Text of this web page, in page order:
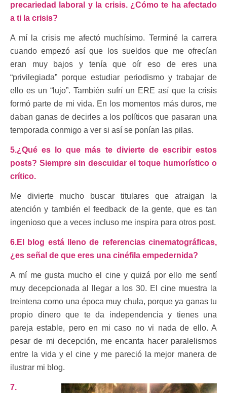
precariedad laboral y la crisis. ¿Cómo te ha afectado
a ti la crisis?
A mí la crisis me afectó muchísimo. Terminé la carrera
cuando empezó así que los sueldos que me ofrecían
eran muy bajos y tenía que oír eso de eres una
“privilegiada” porque estudiar periodismo y trabajar de
ello es un “lujo”. También sufrí un ERE así que la crisis
formó parte de mi vida. En los momentos más duros, me
daban ganas de decirles a los políticos que pasaran una
temporada conmigo a ver si así se ponían las pilas.
5.¿Qué es lo que más te divierte de escribir estos
posts? Siempre sin descuidar el toque humorístico o
crítico.
Me divierte mucho buscar titulares que atraigan la
atención y también el feedback de la gente, que es tan
ingenioso que a veces incluso me inspira para otros post.
6.El blog está lleno de referencias cinematográficas,
¿es señal de que eres una cinéfila empedernida?
A mí me gusta mucho el cine y quizá por ello me sentí
muy decepcionada al llegar a los 30. El cine muestra la
treintena como una época muy chula, porque ya ganas tu
propio dinero que te da independencia y tienes una
pareja estable, pero en mi caso no vi nada de ello. A
pesar de mi decepción, me encanta hacer paralelismos
entre la vida y el cine y me pareció la mejor manera de
ilustrar mi blog.
7.